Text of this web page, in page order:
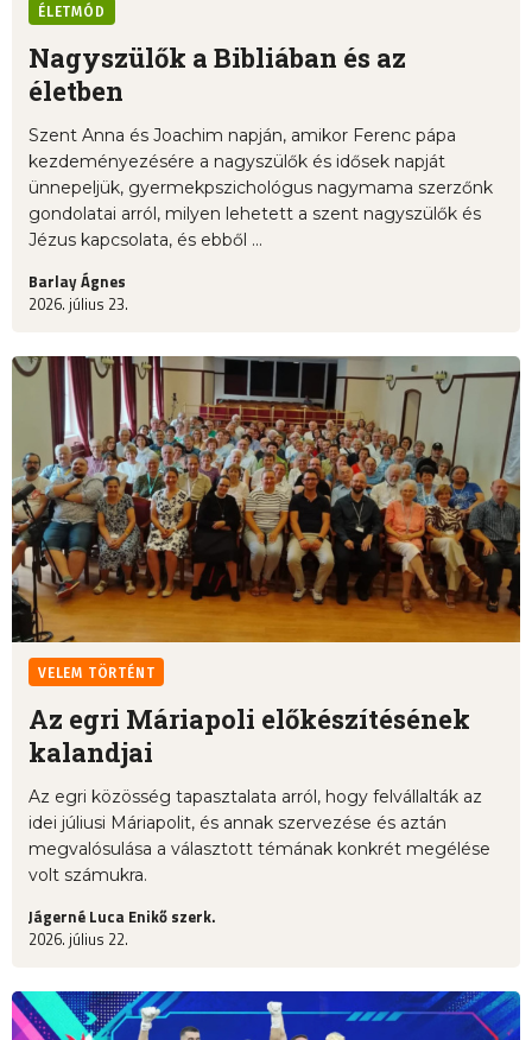
ÉLETMÓD
Nagyszülők a Bibliában és az
életben
Szent Anna és Joachim napján, amikor Ferenc pápa
kezdeményezésére a nagyszülők és idősek napját
ünnepeljük, gyermekpszichológus nagymama szerzőnk
gondolatai arról, milyen lehetett a szent nagyszülők és
Jézus kapcsolata, és ebből ...
Barlay Ágnes
2026. július 23.
VELEM TÖRTÉNT
Az egri Máriapoli előkészítésének
kalandjai
Az egri közösség tapasztalata arról, hogy felvállalták az
idei júliusi Máriapolit, és annak szervezése és aztán
megvalósulása a választott témának konkrét megélése
volt számukra.
Jágerné Luca Enikő szerk.
2026. július 22.